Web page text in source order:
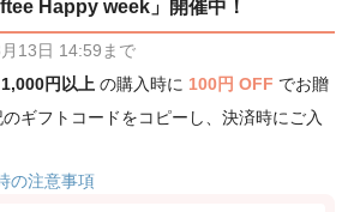
Happy week」開催中！
13日 14:59まで
1,000円以上 の購入時に 100円 OFF でお贈
ギフトコードをコピーし、決済時にご入
の注意事項